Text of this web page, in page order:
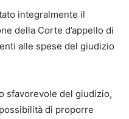
integralmente il
della Corte d’appello di
alle spese del giudizio
sfavorevole del giudizio,
di proporre